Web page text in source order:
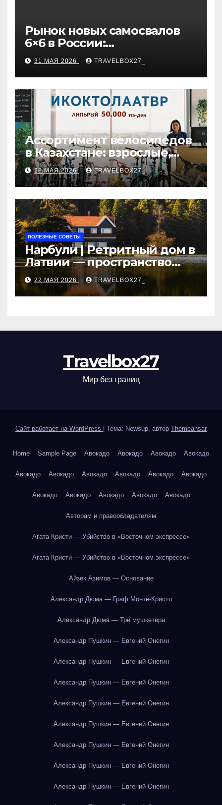
Рынок новых самосвалов
6×6 в России:
характеристики и цены
31 МАЯ 2026 TRAVELBOX27_
Ассортимент велосипедов
в Казахстане: взрослые,
детские и городские
модели, ценовые
категории и варианты
рассрочки
28 МАЯ 2026 TRAVELBOX27_
ПОЛЕЗНЫЕ СОВЕТЫ
Нарбули | Ретритный дом в
Латвии — пространство
для саморазвития и
восстановления
22 МАЯ 2026 TRAVELBOX27_
Travelbox27
Мир без границ
Сайт работает на WordPress Тема: Newsup, автор Themeansar
Home Sample Page Авокадо Авокадо Авокадо Авокадо
Авокадо Авокадо Авокадо Авокадо Авокадо Авокадо
Авокадо Авокадо Авокадо Авокадо Авокадо
Авторам и правообладателям
Агата Кристи — Убийство в «Восточном экспрессе»
Агата Кристи — Убийство в «Восточном экспрессе»
Айзек Азимов — Основание
Александр Дюма — Граф Монте-Кристо
Александр Дюма — Три мушкетёра
Александр Пушкин — Евгений Онегин
Александр Пушкин — Евгений Онегин
Александр Пушкин — Евгений Онегин
Александр Пушкин — Евгений Онегин
Александр Пушкин — Евгений Онегин
Александр Пушкин — Евгений Онегин
Александр Пушкин — Евгений Онегин
Александр Пушкин — Евгений Онегин